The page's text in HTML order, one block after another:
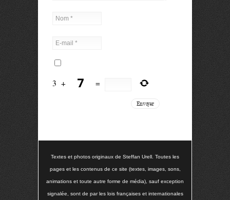
3 + =
Textes et photos originaux de Steffan Urell. Toutes les
pages et les contenus de ce site (textes, images, sons,
animations et toute autre forme de média), sauf exception
signalée, sont de par les lois françaises et internationales